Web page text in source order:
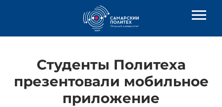
Студенты Политеха
презентовали мобильное
приложение